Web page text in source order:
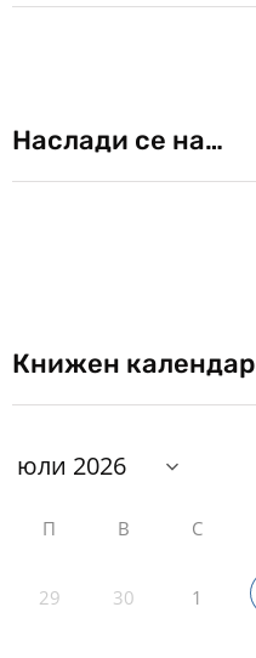
Наслади се на…
Книжен календар
П В С
29 30 1